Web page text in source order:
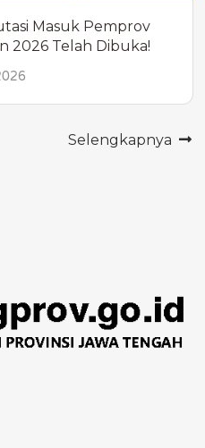
Masuk Pemprov
2026 Telah Dibuka!
Selengkapnya